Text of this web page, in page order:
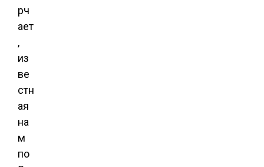
рч
ает
,
из
ве
стн
ая
на
м
по